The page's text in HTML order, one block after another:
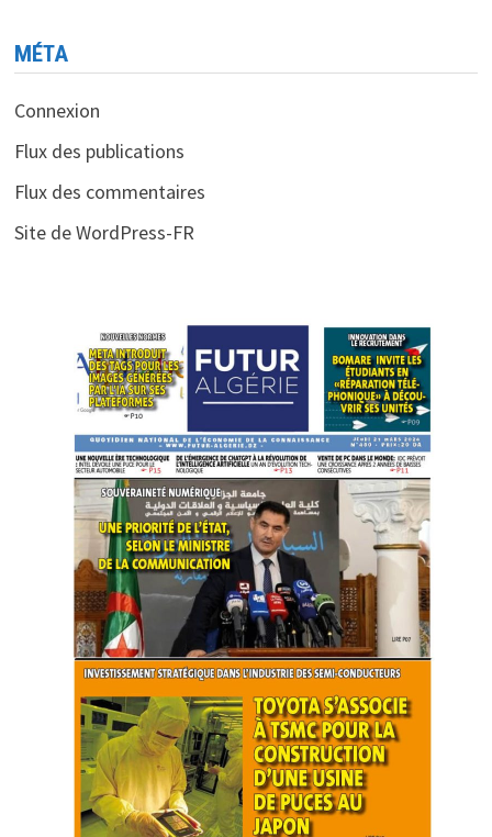
MÉTA
Connexion
Flux des publications
Flux des commentaires
Site de WordPress-FR